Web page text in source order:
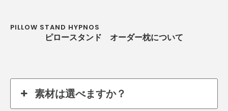
PILLOW STAND HYPNOS
ピロースタンド オーダー枕について
素材は選べますか？